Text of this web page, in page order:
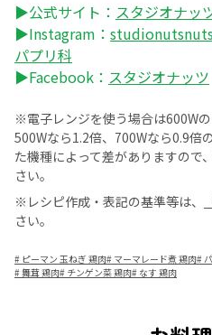
▶公式サイト： スタジオナッ
▶Instagram：
パプリ科
▶Facebook： スタジオナッツ
※電子レンジを使う場合は600Wの
500Wなら1.2倍、700Wなら0.9倍
た機種によって差がありますので
さい。
※レシピ作成・表記の基準等は、
さい。
# ピーマン 玉ねぎ 鶏肉# マーマレード煮 鶏肉#
#舞茸 鶏肉# チンゲン菜 鶏肉# なす 鶏肉